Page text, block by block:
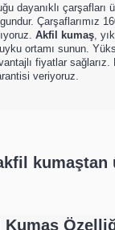
dayanıklı çarşafları
Çarşaflarımız
Akfil kumaş,
ortamı sunun.
fiyatlar
veriyoruz.
Kumaş